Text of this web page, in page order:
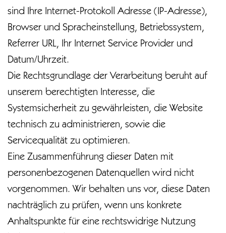
sind Ihre Internet-Protokoll Adresse (IP-Adresse),
Browser und Spracheinstellung, Betriebssystem,
Referrer URL, Ihr Internet Service Provider und
Datum/Uhrzeit.
Die Rechtsgrundlage der Verarbeitung beruht auf
unserem berechtigten Interesse, die
Systemsicherheit zu gewährleisten, die Website
technisch zu administrieren, sowie die
Servicequalität zu optimieren.
Eine Zusammenführung dieser Daten mit
personenbezogenen Datenquellen wird nicht
vorgenommen. Wir behalten uns vor, diese Daten
nachträglich zu prüfen, wenn uns konkrete
Anhaltspunkte für eine rechtswidrige Nutzung